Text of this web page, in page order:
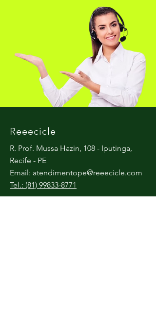
Reeecicle
R. Prof. Mussa Hazin, 108 - Iputinga,
Recife - PE
Email: atendimentope@reeecicle.com
Tel.: (81) 99833-8771